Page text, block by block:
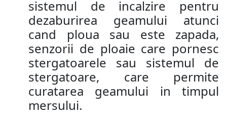
sistemul de incalzire pentru
dezaburirea geamului atunci
cand ploua sau este zapada,
senzorii de ploaie care pornesc
stergatoarele sau sistemul de
stergatoare, care permite
curatarea geamului in timpul
mersului.